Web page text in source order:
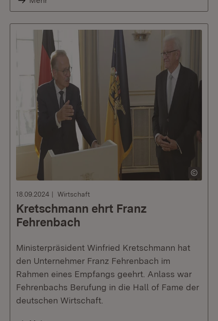
18.09.2024 Wirtschaft
Kretschmann ehrt Franz
Fehrenbach
Ministerpräsident Winfried Kretschmann hat
den Unternehmer Franz Fehrenbach im
Rahmen eines Empfangs geehrt. Anlass war
Fehrenbachs Berufung in die Hall of Fame der
deutschen Wirtschaft.